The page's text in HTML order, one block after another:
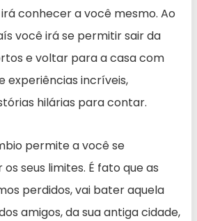
conhecer a você mesmo. Ao
você irá se permitir sair da
e voltar para a casa com
experiências incríveis,
hilárias para contar.
permite a você se
seus limites. É fato que as
perdidos, vai bater aquela
amigos, da sua antiga cidade,